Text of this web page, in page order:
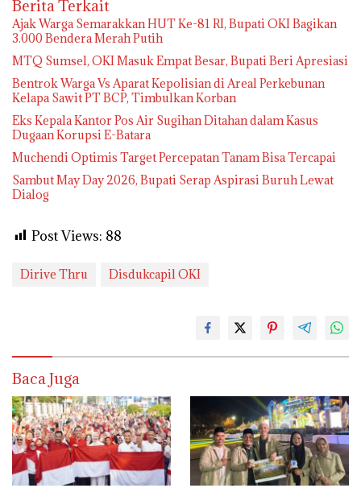
Berita Terkait
Ajak Warga Semarakkan HUT Ke-81 RI, Bupati OKI Bagikan
3.000 Bendera Merah Putih
MTQ Sumsel, OKI Masuk Empat Besar, Bupati Beri Apresiasi
Bentrok Warga Vs Aparat Kepolisian di Areal Perkebunan
Kelapa Sawit PT BCP, Timbulkan Korban
Eks Kepala Kantor Pos Air Sugihan Ditahan dalam Kasus
Dugaan Korupsi E-Batara
Muchendi Optimis Target Percepatan Tanam Bisa Tercapai
Sambut May Day 2026, Bupati Serap Aspirasi Buruh Lewat
Dialog
Post Views: 88
Dirive Thru Disdukcapil OKI
Baca Juga